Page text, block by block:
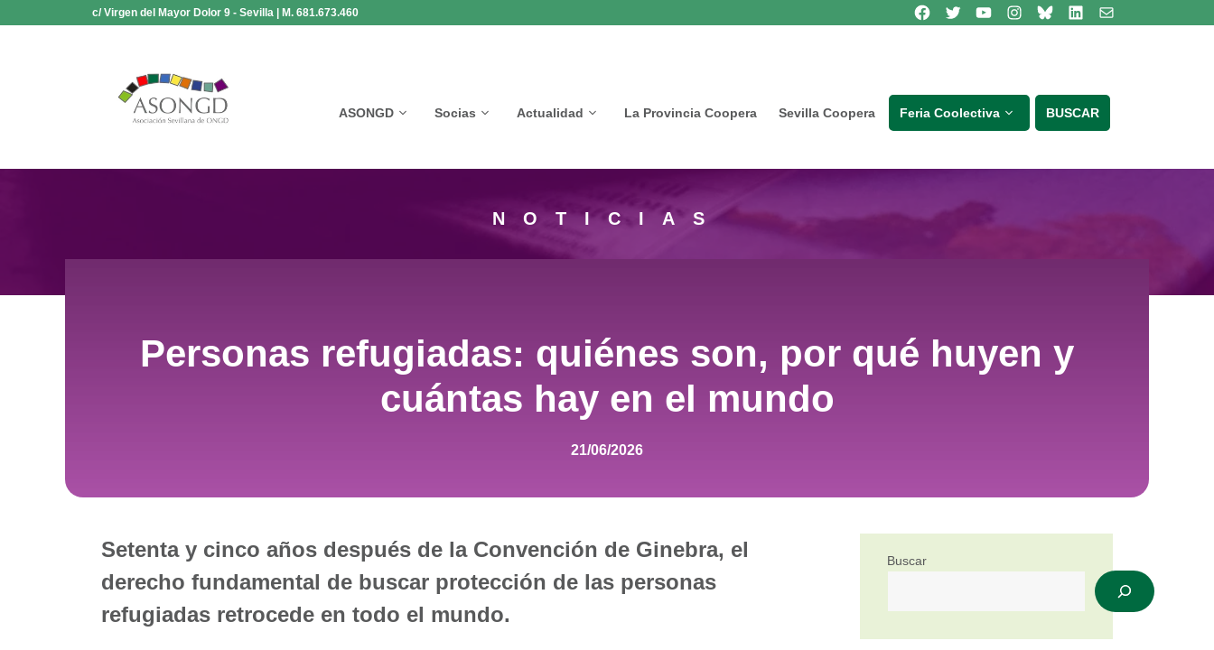
c/ Virgen del Mayor Dolor 9 - Sevilla | M. 681.673.460 Síguenos en Facebook
Síguenos en TwitterSíguenos en Youtube
Síguenos en Instagram
Bluesky
Síguenos en Linkedincontacto
ASONGD Socias Actualidad La Provincia Coopera Sevilla Coopera Feria Coolectiva BUSCAR
NOTICIAS
Personas refugiadas: quiénes son, por qué huyen y
cuántas hay en el mundo
21/06/2026
Setenta y cinco años después de la Convención de Ginebra, el
derecho fundamental de buscar protección de las personas
refugiadas retrocede en todo el mundo.
Buscar